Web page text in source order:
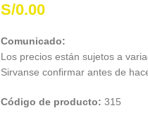
S/0.00
Comunicado:
Los precios están sujetos a
Sirvanse confirmar antes de
Código de producto: 315